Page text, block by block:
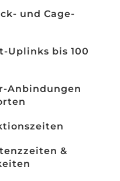
und Cage-
Uplinks bis 100
Anbindungen
&